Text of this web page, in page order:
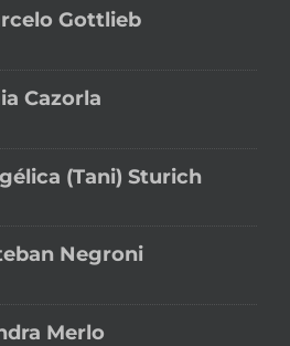
Gottlieb
Cazorla
(Tani) Sturich
Negroni
Merlo